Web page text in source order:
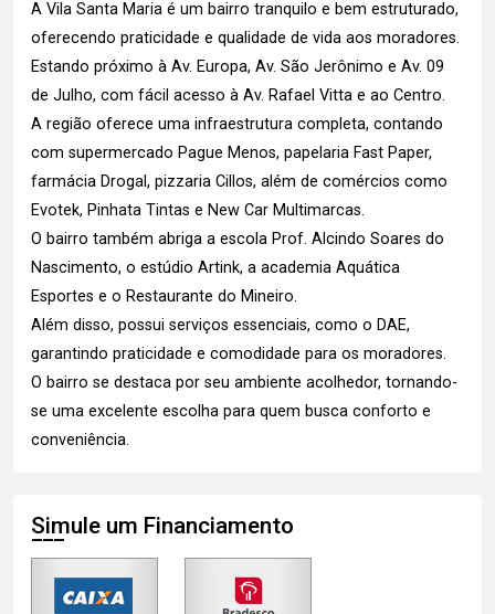
A Vila Santa Maria é um bairro tranquilo e bem estruturado,
oferecendo praticidade e qualidade de vida aos moradores.
Estando próximo à Av. Europa, Av. São Jerônimo e Av. 09
de Julho, com fácil acesso à Av. Rafael Vitta e ao Centro.
A região oferece uma infraestrutura completa, contando
com supermercado Pague Menos, papelaria Fast Paper,
farmácia Drogal, pizzaria Cillos, além de comércios como
Evotek, Pinhata Tintas e New Car Multimarcas.
O bairro também abriga a escola Prof. Alcindo Soares do
Nascimento, o estúdio Artink, a academia Aquática
Esportes e o Restaurante do Mineiro.
Além disso, possui serviços essenciais, como o DAE,
garantindo praticidade e comodidade para os moradores.
O bairro se destaca por seu ambiente acolhedor, tornando-
se uma excelente escolha para quem busca conforto e
conveniência.
Simule um Financiamento